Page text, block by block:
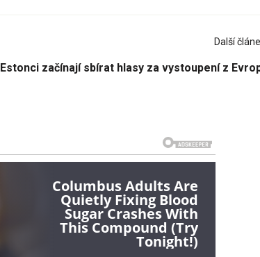
Další
Estonci začínají sbírat hlasy za vystoupení z